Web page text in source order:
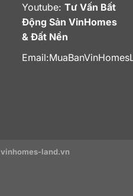
Youtube: Tư Vấn Bất
Động Sản VinHomes
& Đất Nền
Email:
vinhomes-land.vn